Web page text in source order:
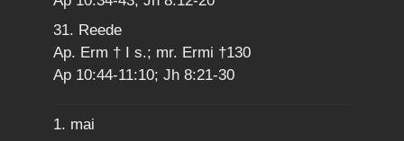
31. Reede
Ap. Erm † I s.; mr. Ermi †130
Ap 10:44-11:10; Jh 8:21-30
1. mai